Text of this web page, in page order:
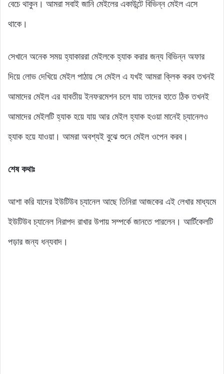
বেচে থাকুন। আমরা সবাই জানি মেইলের একাউন্টে বিভিন্ন মেইল এসে
থাকে।
সেখানে অনেক সময় হ্যাকাররা মেইলকে হ্যাক করার জন্য বিভিন্ন অফার
দিয়ে লোভ দেখিয়ে মেইল পাঠায় সে মেইল এ যখই আমরা ক্লিক করব তখনই
আমাদের মেইল এর যাবতীয় ইনফরমেশন চলে যায় তাদের হাতে ঠিক তখনই
আমাদের মেইলটি হ্যাক হয়ে যায় আর মেইল হ্যাক হওয়া মানেই চ্যানেলও
হ্যাক হয়ে যাওয়া। আমরা অবশ্যই বুঝে শুনে মেইল ওপেন করব।
শেষ কথাঃ
আশা করি যাদের ইউটিউব চ্যানেল আছে তিনিরা আজকের এই লেখার মাধ্যমে
ইউটিউব চ্যানেল নিরাপদ রাখার উপায় সম্পর্কে জানতে পারলেন। আর্টিকেলটি
পড়ার জন্য ধন্যবাদ।